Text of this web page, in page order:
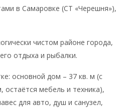
в Самаровке (СТ «Черешня»),
чистом районе города,
отдыха и рыбалки.
основной дом – 37 кв. м (с
мебель и техника),
для авто, душ и санузел,